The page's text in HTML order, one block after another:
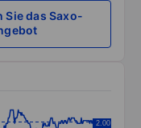
Sie das Saxo-
2.00
2.00